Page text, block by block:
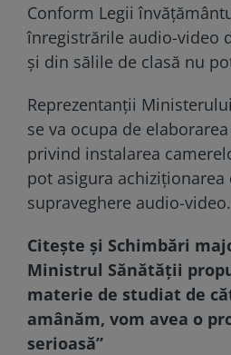
Conform Legii
înregistrările audio-video
și din sălile de clasă nu
Reprezentanții
se va ocupa de
privind instalarea
pot asigura achiziționarea
supraveghere audio-video.
Citește și Schimbări
Ministrul Sănătății
materie de studiat de
amânăm, vom avea o
serioasă”